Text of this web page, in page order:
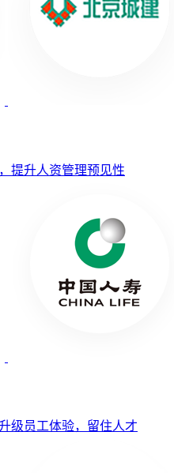
提升人资管理预见性
级员工体验，留住人才